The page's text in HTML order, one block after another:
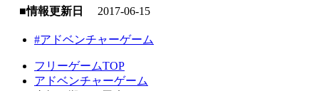
■情報更新日
2017-06-15
#アドベンチャーゲーム
フリーゲームTOP
アドベンチャーゲーム